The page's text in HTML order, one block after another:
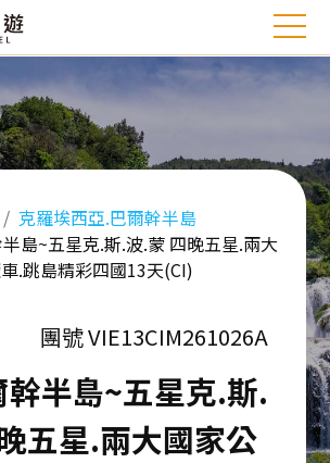
克羅埃西亞.巴爾幹半島
島~五星克.斯.波.蒙 四晚五星.兩大
.跳島精彩四國13天(CI)
團號 VIE13CIM261026A
幹半島~五星克.斯.
五星.兩大國家公